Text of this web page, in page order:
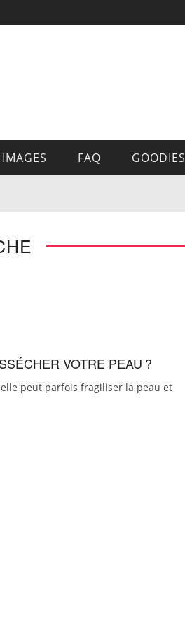
FAQ GOODIES
VOTRE PEAU ?
peut parfois fragiliser la peau et